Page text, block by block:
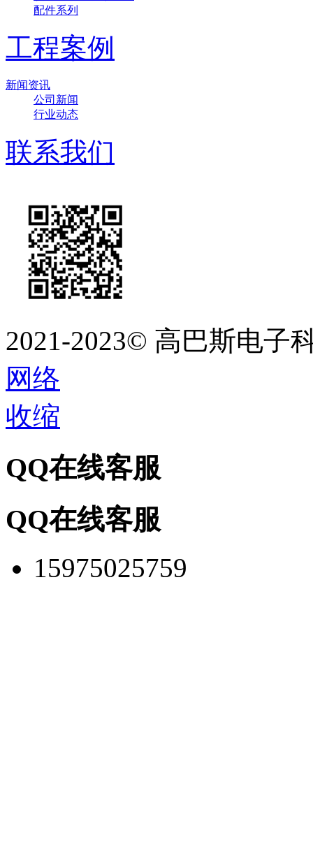
配件系列
工程案例
新闻资讯
公司新闻
行业动态
联系我们
2021-2023© 高巴斯电子
网络
收缩
QQ在线客服
QQ在线客服
15975025759